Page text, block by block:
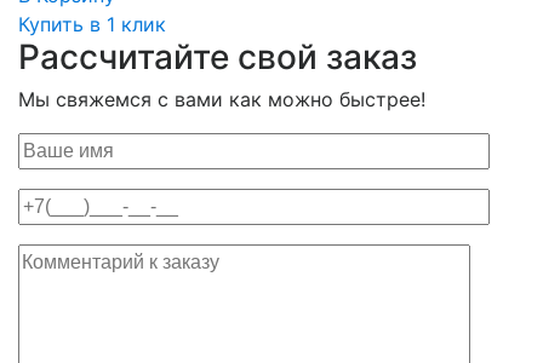
Купить в 1 клик
Рассчитайте свой заказ
Мы свяжемся с вами как можно быстрее!